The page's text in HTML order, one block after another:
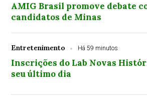
AMIG Brasil promove debate
candidatos de Minas
Entretenimento Há 59 minutos
Inscrições do Lab Novas
seu último dia